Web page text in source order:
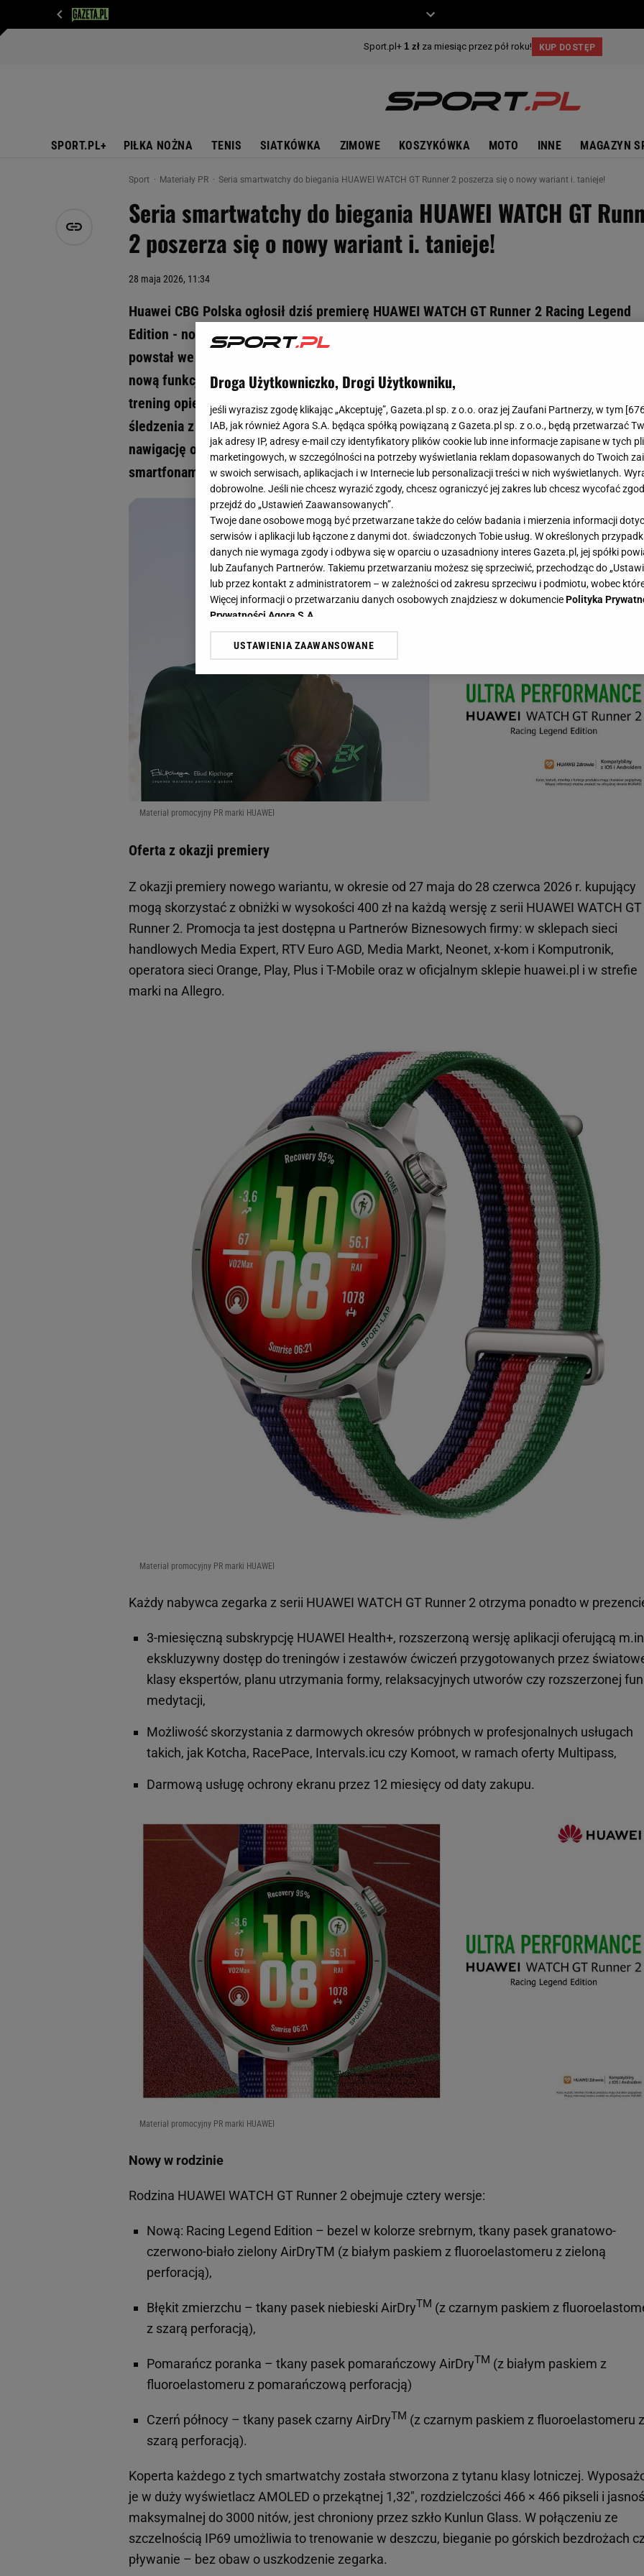
SPORT.PL+ PIŁKA NOŻNA TENIS SIATKÓWKA ZIMOWE KOSZYKÓWKA MOTO INNE MAGAZYN
Sport Materiały PR Seria smartwatchy do biegania HUAWEI WATCH GT Runner 2 poszerza się o nowy wariant i. tanieje!
Seria smartwatchy do biegania HUAWEI WATCH GT
2 poszerza się o nowy wariant i. tanieje!
28 maja 2026, 11:34
Huawei CBG Polska ogłosił dziś premierę HUAWEI WATCH GT Runner 2 Racing Legend
Edition - nowej wersji kolorystycznej w rodzinie smartwatchy dla biegaczy. Jego projekt
powstał we współpracy z legendą maratonu, Eliudem Kipchoge. Urządzenie wyposażono
nową funkcję panelu treningowego, co przenosi analizę danych na wyższy poziom, by
trening opierał się na konkretnych wnioskach. Bateria wystarcza na 32 godziny
śledzenia z włączonym GPS em lub do 14 dni oszczędnego użytkowania. Za precyzyjną
nawigację odpowiada 2 zakresowy i 6?systemowy GNSS. Zegarek współpracuje ze
smartfonami zarówno z Androidem, jak i iOS.
Materiał promocyjny PR marki HUAWEI
Oferta z okazji premiery
Z okazji premiery nowego wariantu, w okresie od 27 maja do 28 czerwca 2026 r. kupujący
mogą skorzystać z obniżki w wysokości 400 zł na każdą wersję z serii HUAWEI WATCH GT
Runner 2. Promocja ta jest dostępna u Partnerów Biznesowych firmy: w sklepach sieci
handlowych Media Expert, RTV Euro AGD, Media Markt, Neonet, x-kom i Komputronik,
operatora sieci Orange, Play, Plus i T-Mobile oraz w oficjalnym sklepie huawei.pl i w strefie
marki na Allegro.
Materiał promocyjny PR marki HUAWEI
Każdy nabywca zegarka z serii HUAWEI WATCH GT Runner 2 otrzyma ponadto w
3-miesięczną subskrypcję HUAWEI Health+, rozszerzoną wersję aplikacji oferującą
ekskluzywny dostęp do treningów i zestawów ćwiczeń przygotowanych przez
klasy ekspertów, planu utrzymania formy, relaksacyjnych utworów czy rozszerzonej
medytacji,
Możliwość skorzystania z darmowych okresów próbnych w profesjonalnych usługach
takich, jak Kotcha, RacePace, Intervals.icu czy Komoot, w ramach oferty Multipass,
Darmową usługę ochrony ekranu przez 12 miesięcy od daty zakupu.
Materiał promocyjny PR marki HUAWEI
Nowy w rodzinie
Rodzina HUAWEI WATCH GT Runner 2 obejmuje cztery wersje:
Nową: Racing Legend Edition – bezel w kolorze srebrnym, tkany pasek granatowo-
czerwono-biało zielony AirDryTM (z białym paskiem z fluoroelastomeru z zieloną
perforacją),
Błękit zmierzchu – tkany pasek niebieski AirDryTM (z czarnym paskiem z
z szarą perforacją),
Pomarańcz poranka – tkany pasek pomarańczowy AirDryTM (z białym paskiem z
fluoroelastomeru z pomarańczową perforacją)
Czerń północy – tkany pasek czarny AirDryTM (z czarnym paskiem z fluoroelastomeru z
szarą perforacją).
Koperta każdego z tych smartwatchy została stworzona z tytanu klasy lotniczej.
je w duży wyświetlacz AMOLED o przekątnej 1,32", rozdzielczości 466 × 466 pikseli i
maksymalnej do 3000 nitów, jest chroniony przez szkło Kunlun Glass. W połączeniu ze
szczelnością IP69 umożliwia to trenowanie w deszczu, bieganie po górskich bezdrożach
pływanie – bez obaw o uszkodzenie zegarka.
Droga Użytkowniczko, Drogi Użytkowniku,
jeśli wyrazisz zgodę klikając „Akceptuję”, Gazeta.pl sp. z o.o. oraz jej Zaufani Partnerzy, w tym [
IAB, jak również Agora S.A. będąca spółką powiązaną z Gazeta.pl sp. z o.o., będą przetwarzać
jak adresy IP, adresy e-mail czy identyfikatory plików cookie lub inne informacje zapisane w tych
marketingowych, w szczególności na potrzeby wyświetlania reklam dopasowanych do Twoich
w swoich serwisach, aplikacjach i w Internecie lub personalizacji treści w nich wyświetlanych.
dobrowolne. Jeśli nie chcesz wyrazić zgody, chcesz ograniczyć jej zakres lub chcesz wycofać
przejdź do „Ustawień Zaawansowanych”.
Twoje dane osobowe mogą być przetwarzane także do celów badania i mierzenia informacji
serwisów i aplikacji lub łączone z danymi dot. świadczonych Tobie usług. W określonych
danych nie wymaga zgody i odbywa się w oparciu o uzasadniony interes Gazeta.pl, jej spółki
lub Zaufanych Partnerów. Takiemu przetwarzaniu możesz się sprzeciwić, przechodząc do
lub przez kontakt z administratorem – w zależności od zakresu sprzeciwu i podmiotu, wobec
Więcej informacji o przetwarzaniu danych osobowych znajdziesz w dokumenciePolityka
Prywatności Agora S.A.
Klikając „Akceptuję” wyrażasz też zgodę na zainstalowanie i przechowywanie plików cookie
Zaufanych Partnerów i Agora S.A. na Twoim urządzeniu końcowym. Możesz w każdej chwili
dotyczące plików cookie, wywołując narzędzie do zarządzania twoimi preferencjami dot.
odnośnik „Ustawienia prywatności ” w stopce serwisu i przechodząc do „Ustawień
plików cookie możliwa jest także za pomocą ustawień przeglądarki.
My, nasi Zaufani Partnerzy i Agora S.A. możemy przetwarzać dane osobowe w następujących
Użycie dokładnych danych geolokalizacyjnych. Aktywne skanowanie charakterystyki urządzenia
Przechowywanie informacji na urządzeniu lub dostęp do nich. Spersonalizowane reklamy i treści,
badnie odbiorców i ulepszanie usług.
USTAWIENIA ZAAWANSOWANE